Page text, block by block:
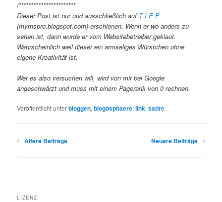
/***********************
Dieser Post ist nur und ausschließlich auf T I E F
(mymspro.blogspot.com) erschienen. Wenn er wo anders zu
sehen ist, dann wurde er vom Websitebetreiber geklaut.
Wahrscheinlich weil dieser ein armseliges Würstchen ohne
eigene Kreativität ist.
Wer es also versuchen will, wird von mir bei Google
angeschwärzt und muss mit einem Pagerank von 0 rechnen.
Veröffentlicht unterbloggen,blogosphaere,link,satire
Beitragsnavigation
← Ältere Beiträge Neuere Beiträge →
LIZENZ